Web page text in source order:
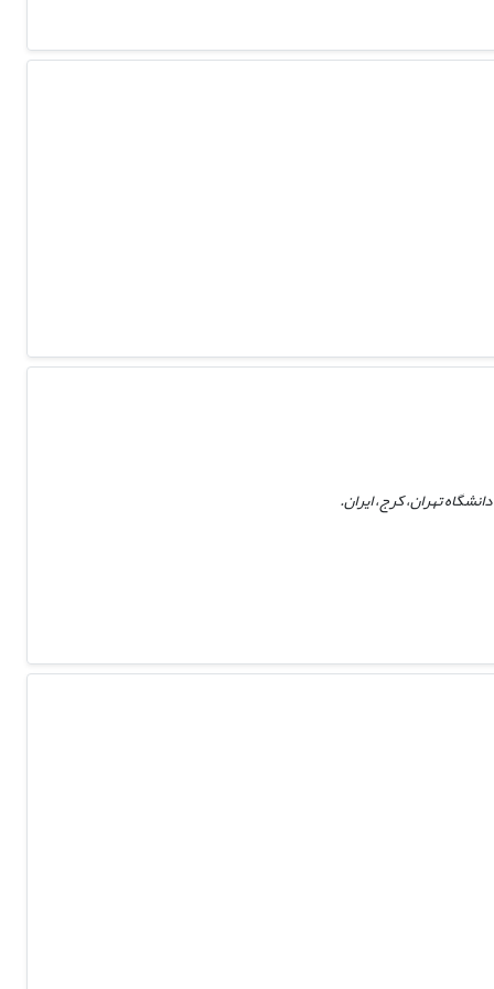
تهران، کرج، ایران.